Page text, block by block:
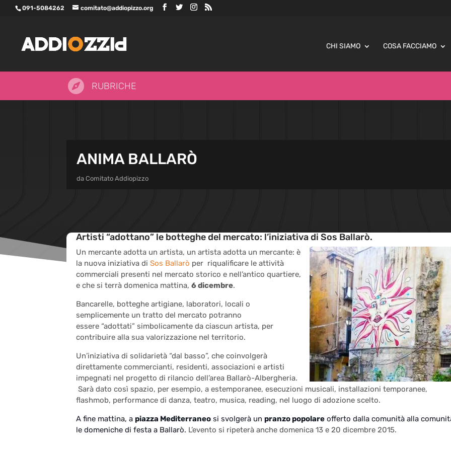
091-5084262 comitato@addiopizzo.org
CHI SIAMO COSA FACCIAMO
 RUBRICHE
ANIMA BALLARÒ
da Comitato Addiopizzo
Artisti “adottano” le botteghe del mercato: l’iniziativa di Sos Ballarò.
Un mercante adotta un artista, un artista adotta un mercante: è
la nuova iniziativa di Sos Ballarò per riqualificare le attività
commerciali presenti nel mercato storico e nell’antico quartiere,
e che si terrà domenica mattina, 6 dicembre.
Bancarelle, botteghe artigiane, laboratori, locali o
semplicemente un tratto del mercato potranno
essere “adottati” simbolicamente da ciascun artista, per
contribuire alla sua valorizzazione nel territorio.
Un’iniziativa di solidarietà “dal basso”, che coinvolgerà
direttamente commercianti, residenti, associazioni e artisti
impegnati nel progetto di rilancio dell’area Ballarò-Albergheria.
Sarà dato così spazio, per esempio, a estemporanee, esecuzioni musicali, installazioni temporanee,
flashmob, performance di danza, teatro, musica, reading, nel luogo di adozione scelto.
A fine mattina, a piazza Mediterraneo si svolgerà un pranzo popolare offerto dalla comunità alla
le domeniche di festa a Ballarò. L’evento si ripeterà anche domenica 13 e 20 dicembre 2015.